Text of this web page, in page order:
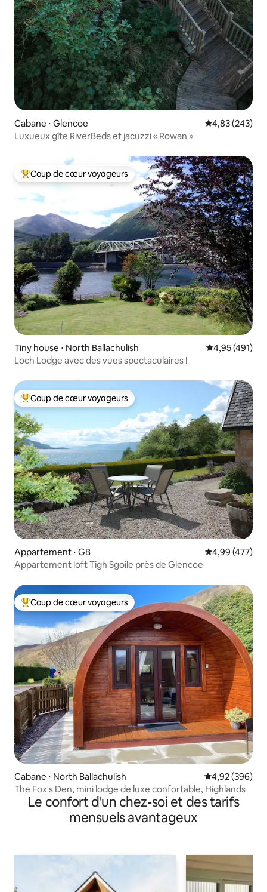
Cabane ⋅ Glencoe Évaluation
4,83 (243)
Luxueux gîte RiverBeds et jacuzzi « Rowan »
Coups de cœur voyageurs les plus appréciés
Coup de cœur voyageurs
Tiny house ⋅ North Ballachulish Évaluation
4,95 (491)
Loch Lodge avec des vues spectaculaires !
Coups de cœur voyageurs les plus appréciés
Coup de cœur voyageurs
Appartement ⋅ GB Évaluation
4,99 (477)
Appartement loft Tigh Sgoile près de Glencoe
Coups de cœur voyageurs les plus appréciés
Coup de cœur voyageurs
Cabane ⋅ North Ballachulish Évaluation
4,92 (396)
The Fox's Den, mini lodge de luxe confortable, Highlands
Le confort d'un chez-soi et des tarifs
mensuels avantageux